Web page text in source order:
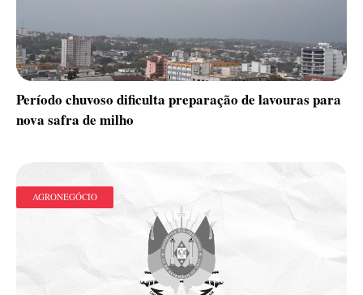
Período chuvoso dificulta preparação de lavouras para
nova safra de milho
AGRONEGÓCIO